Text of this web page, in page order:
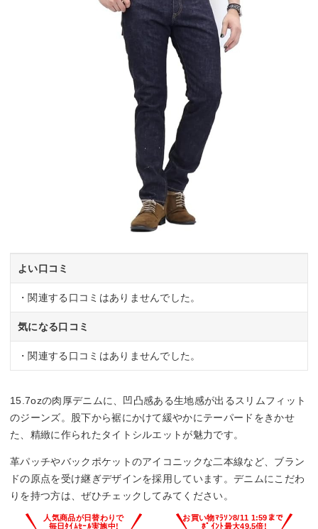
よい口コミ
・関連する口コミはありませんでした。
気になる口コミ
・関連する口コミはありませんでした。
15.7ozの肉厚デニムに、凹凸感ある生地感が出るスリムフィット
のジーンズ。股下から裾にかけて緩やかにテーパードをきかせ
た、精緻に作られたタイトシルエットが魅力です。
革パッチやバックポケットのアイコニックな二本線など、ブラン
ドの原点を受け継ぎデザインを採用しています。デニムにこだわ
りを持つ方は、ぜひチェックしてみてください。